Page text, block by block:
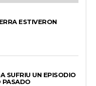
ESTIVERON
SUFRIU UN EPISODIO
PASADO